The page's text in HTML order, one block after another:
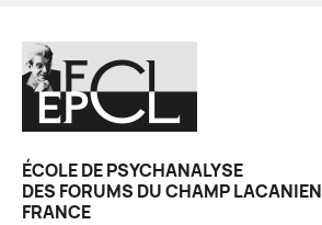
ÉCOLE DE PSYCHANALYSE
DES FORUMS DU CHAMP LACANIEN
FRANCE